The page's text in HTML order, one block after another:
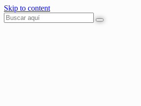
Skip to content